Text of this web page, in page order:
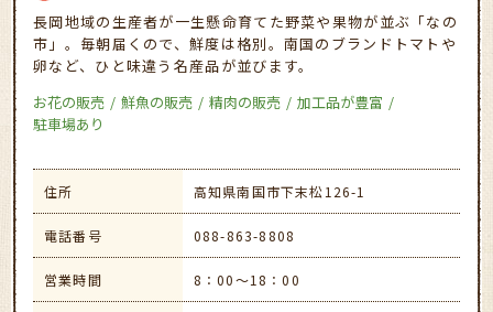
長岡地域の生産者が一生懸命育てた野菜や果物が並ぶ「なの
市」。毎朝届くので、鮮度は格別。南国のブランドトマトや
卵など、ひと味違う名産品が並びます。
お花の販売
鮮魚の販売 精肉の販売
加工品が豊富
駐車場あり
住所 高知県南国市下末松126-1
電話番号 088-863-8808
営業時間 8：00～18：00